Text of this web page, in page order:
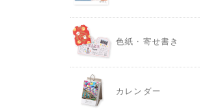
色紙・寄せ書き
カレンダー